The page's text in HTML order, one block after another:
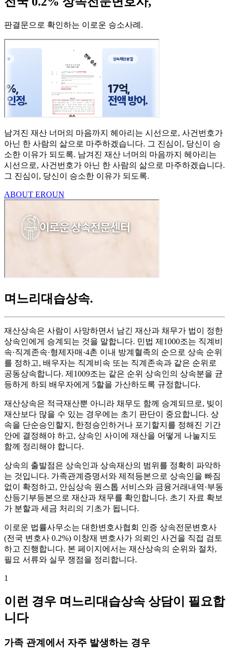
판결문으로 확인하는 이로운 승소사례 .
남겨진 재산 너머의 마음까지 헤아리는 시선으로, 사건번호가
아닌 한 사람의 삶으로 마주하겠습니다. 그 진심이, 당신이 승
소한 이유가 되도록. 남겨진 재산 너머의 마음까지 헤아리는
시선으로, 사건번호가 아닌 한 사람의 삶으로 마주하겠습니다.
그 진심이, 당신이 승소한 이유가 되도록.
ABOUT EROUN
며느리대습상속.
재산상속은 사람이 사망하면서 남긴 재산과 채무가 법이 정한
상속인에게 승계되는 것을 말합니다. 민법 제1000조는 직계비
속·직계존속·형제자매·4촌 이내 방계혈족의 순으로 상속 순위
를 정하고, 배우자는 직계비속 또는 직계존속과 같은 순위로
공동상속합니다. 제1009조는 같은 순위 상속인의 상속분을 균
등하게 하되 배우자에게 5할을 가산하도록 규정합니다.
재산상속은 적극재산뿐 아니라 채무도 함께 승계되므로, 빚이
재산보다 많을 수 있는 경우에는 초기 판단이 중요합니다. 상
속을 단순승인할지, 한정승인하거나 포기할지를 정해진 기간
안에 결정해야 하고, 상속인 사이에 재산을 어떻게 나눌지도
함께 정리해야 합니다.
상속의 출발점은 상속인과 상속재산의 범위를 정확히 파악하
는 것입니다. 가족관계증명서와 제적등본으로 상속인을 빠짐
없이 확정하고, 안심상속 원스톱 서비스와 금융거래내역·부동
산등기부등본으로 재산과 채무를 확인합니다. 초기 자료 확보
가 분할과 세금 처리의 기초가 됩니다.
이로운 법률사무소는 대한변호사협회 인증 상속전문변호사
(전국 변호사 0.2%) 이창재 변호사가 의뢰인 사건을 직접 검토
하고 진행합니다. 본 페이지에서는 재산상속의 순위와 절차,
필요 서류와 실무 쟁점을 정리합니다.
1
이런 경우 며느리대습상속 상담이 필요합
니다
가족 관계에서 자주 발생하는 경우